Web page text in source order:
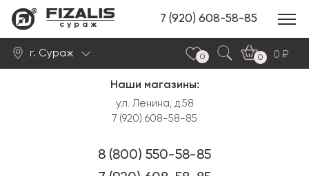
сураж 7 (920) 608-58-85
г. Сураж 0 0
0
Наши магазины:
ул. Ленина, д.58
7 (920) 608-58-85
8 (800) 550-58-85